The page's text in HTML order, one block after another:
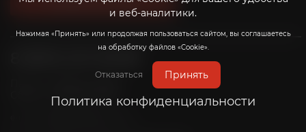
и веб-аналитики.
Нажимая «Принять» или продолжая пользоваться сайтом, вы соглашаетесь
на обработку файлов «Cookie».
Отказаться Принять
Политика конфиденциальности
Связаться с нами
Сб-Вс: с 10:00 до 19:00